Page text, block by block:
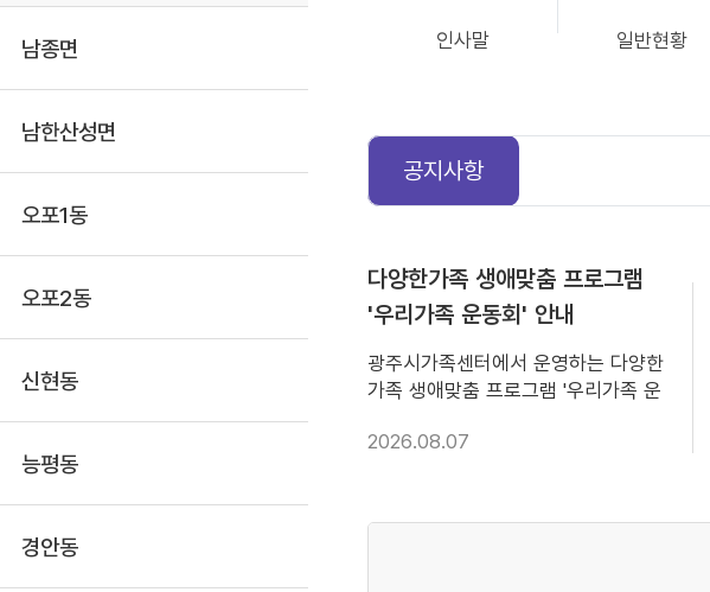
남종면
남한산성면
오포1동
오포2동
신현동
능평동
경안동
인사말 일반현황
공지사항
다양한가족 생애맞춤 프로그램
'우리가족 운동회' 안내
광주시가족센터에서 운영하는 다양한
가족 생애맞춤 프로그램 '우리가족 운
참여 부탁드립니다. ○ 모집기간 :
30가족 ○ 행 사 일 : 2026. 9. 5.(토)
2026.08.07
view